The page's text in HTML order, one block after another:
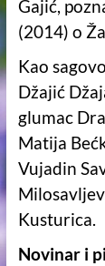
Gajić,
(2014) o
Kao
Džajić
glumac
Matija
Vujadin
Kusturica.
Novinar i